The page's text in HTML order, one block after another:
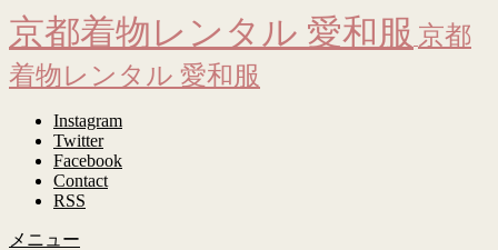
京都着物レンタル 愛和服 京都
着物レンタル 愛和服
Instagram
Twitter
Facebook
Contact
RSS
メニュー